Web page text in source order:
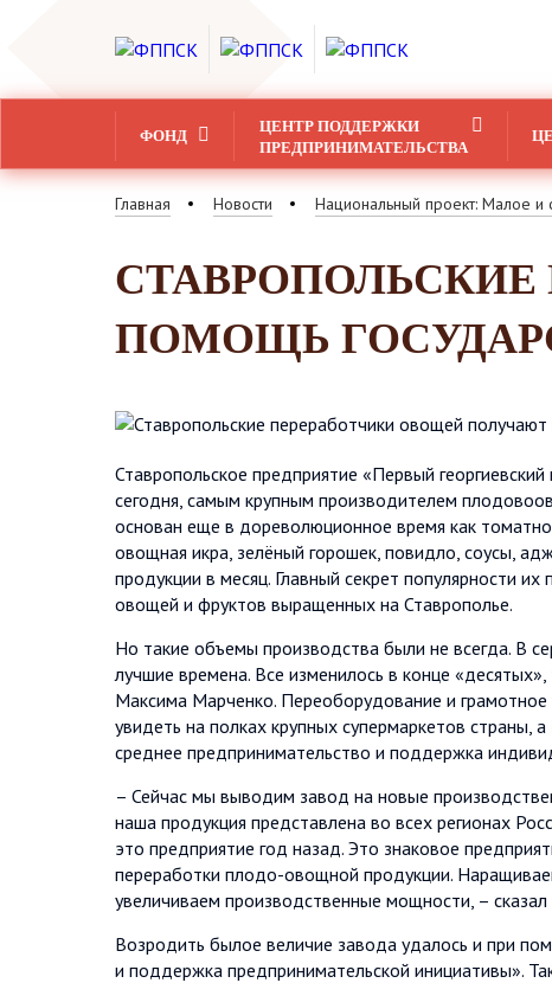
ФОНД
ЦЕНТР ПОДДЕРЖКИ
ПРЕДПРИНИМАТЕЛЬСТВА
Главная Новости Национальный проект: Малое и
ПОМОЩЬ
Ставропольское предприятие «Первый
сегодня, самым крупным производителем
основан еще в дореволюционное время как
овощная икра, зелёный горошек, повидло, соусы,
продукции в месяц. Главный секрет популярности
овощей и фруктов выращенных на Ставрополье.
Но такие объемы производства были не всегда. В
лучшие времена. Все изменилось в конце
Максима Марченко. Переоборудование и
увидеть на полках крупных супермаркетов
среднее предпринимательство и поддержка
– Сейчас мы выводим завод на новые
наша продукция представлена во всех регионах
это предприятие год назад. Это знаковое
переработки плодо-овощной продукции.
увеличиваем производственные мощности, –
Возродить былое величие завода удалось и при
и поддержка предпринимательской инициативы».